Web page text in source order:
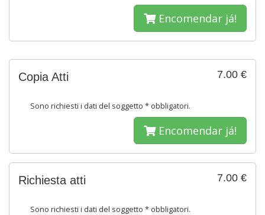
Encomendar já!
7.00 €
Copia Atti
Sono richiesti i dati del soggetto * obbligatori.
Encomendar já!
7.00 €
Richiesta atti
Sono richiesti i dati del soggetto * obbligatori.